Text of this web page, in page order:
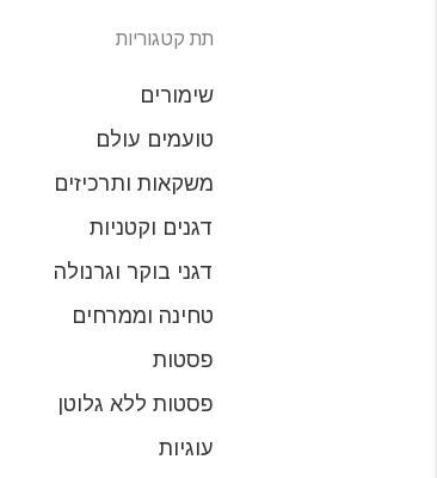
תת קטגוריות
שימורים
טועמים עולם
משקאות ותרכיזים
דגנים וקטניות
דגני בוקר וגרנולה
טחינה וממרחים
פסטות
פסטות ללא גלוטן
עוגיות